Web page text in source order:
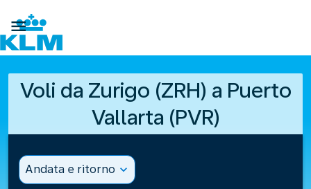

Voli da Zurigo (ZRH) a Puerto
Vallarta (PVR)
Andata e ritorno expand_more